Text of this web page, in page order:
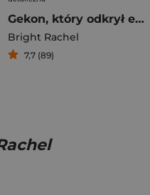
Gekon, który odkrył echo
Bright Rachel
7,7 (89)